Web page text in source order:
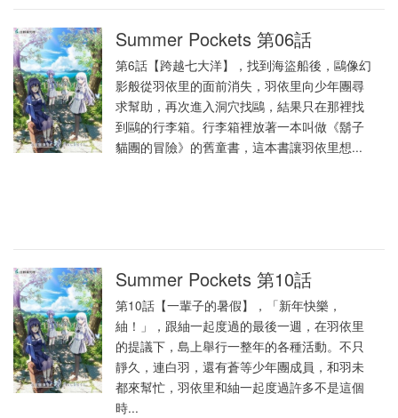
Summer Pockets 第06話
第6話【跨越七大洋】，找到海盜船後，鷗像幻
影般從羽依里的面前消失，羽依里向少年團尋
求幫助，再次進入洞穴找鷗，結果只在那裡找
到鷗的行李箱。行李箱裡放著一本叫做《鬍子
貓團的冒險》的舊童書，這本書讓羽依里想...
Summer Pockets 第10話
第10話【一輩子的暑假】，「新年快樂，
紬！」，跟紬一起度過的最後一週，在羽依里
的提議下，島上舉行一整年的各種活動。不只
靜久，連白羽，還有蒼等少年團成員，和羽未
都來幫忙，羽依里和紬一起度過許多不是這個
時...